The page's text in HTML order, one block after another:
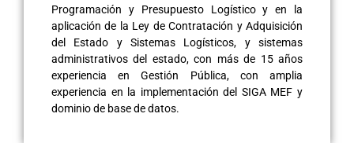
Programación y Presupuesto Logístico y en la
aplicación de la Ley de Contratación y Adquisición
del Estado y Sistemas Logísticos, y sistemas
administrativos del estado, con más de 15 años
experiencia en Gestión Pública, con amplia
experiencia en la implementación del SIGA MEF y
dominio de base de datos.